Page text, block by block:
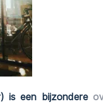
is een bijzondere